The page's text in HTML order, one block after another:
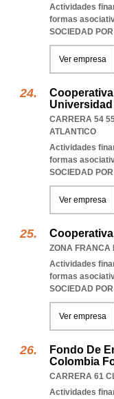
Actividades
formas
SOCIEDAD
Ver empresa
CARRERA 54
ATLANTICO
Actividades
formas
SOCIEDAD
Ver empresa
ZONA FRANCA
Actividades
formas
SOCIEDAD
Ver empresa
Fondo De
Colombia
CARRERA 61
Actividades